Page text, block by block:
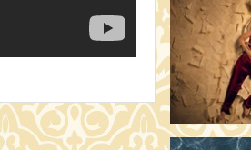
20:00 Fábri
KESERŰ
20:30
A